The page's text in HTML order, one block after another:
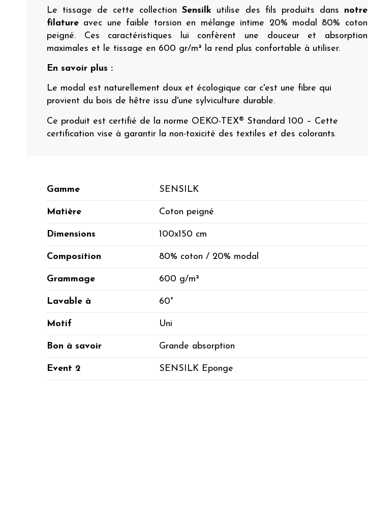
Le tissage de cette collectionSensilk utilise des fils produits dans notre
filature avec une faible torsion en mélange intime 20% modal 80% coton
peigné. Ces caractéristiques lui confèrent une douceur et absorption
maximales et le tissage en 600 gr/m² la rend plus confortable à utiliser.
En savoir plus :
Le modal est naturellement doux et écologique car c'est une fibre qui
provient du bois de hêtre issu d'une sylviculture durable.
Ce produit est certifié de la norme OEKO-TEX® Standard 100 – Cette
certification vise à garantir la non-toxicité des textiles et des colorants.
Gamme SENSILK
Matière Coton peigné
Dimensions 100x150 cm
Composition 80% coton / 20% modal
Grammage 600 g/m²
Lavable à 60°
Motif Uni
Bon à savoir Grande absorption
Event 2 SENSILK Eponge